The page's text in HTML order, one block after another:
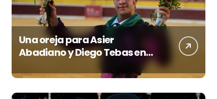
Una oreja para Asier
Abadiano y Diego Tebas en
una apertura de la Albahaca
marcada por el buen juego
de Los Maños